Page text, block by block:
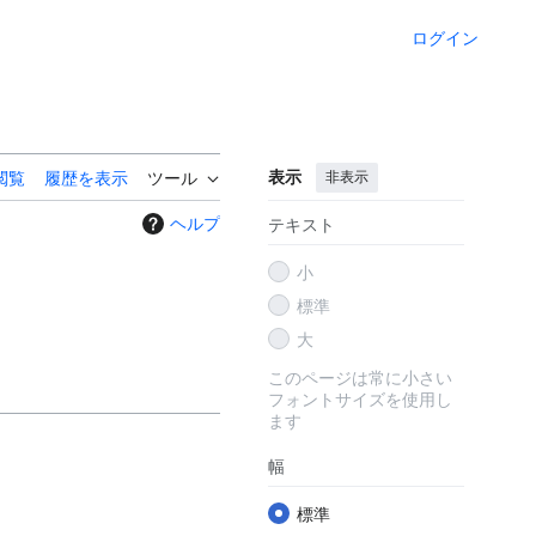
ログイン
覧 履歴を表示 ツール 表示 非表示
テキスト
小
標準
大
このページは常に小さい
フォントサイズを使用し
ます
幅
標準
ヘルプ